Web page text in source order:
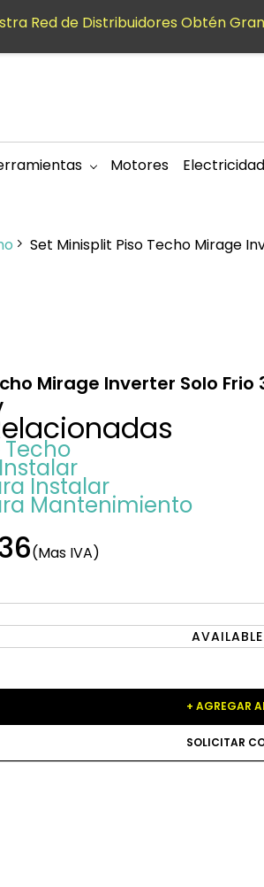
Motores Electricidad
Set Minisplit Piso Techo Mirage
Mirage Inverter Solo
Techo
Instalar
Mantenimiento
(Mas IVA)
+ AGREGAR
SOLICITAR
Red de Distribuidores Obtén